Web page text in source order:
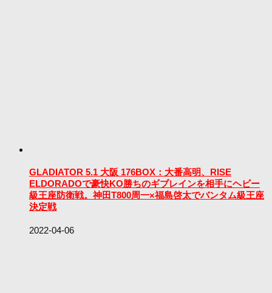
GLADIATOR 5.1 大阪 176BOX：大番高明、RISE
ELDORADOで豪快KO勝ちのギブレインを相手にヘビー
級王座防衛戦。神田T800周一×福島啓太でバンタム級王座
決定戦
2022-04-06